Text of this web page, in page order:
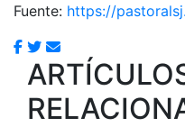
Fuente: https://